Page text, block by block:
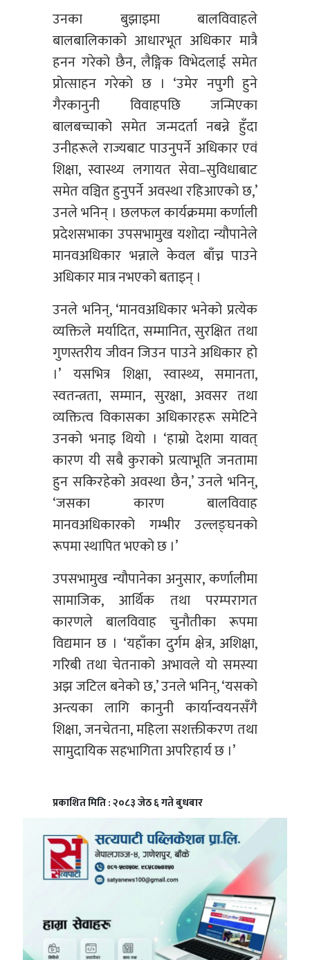
उनका बुझाइमा बालविवाहले
बालबालिकाको आधारभूत अधिकार मात्रै
हनन गरेको छैन, लैङ्गिक विभेदलाई समेत
प्रोत्साहन गरेको छ । ‘उमेर नपुगी हुने
गैरकानुनी विवाहपछि जन्मिएका
बालबच्चाको समेत जन्मदर्ता नबन्ने हुँदा
उनीहरूले राज्यबाट पाउनुपर्ने अधिकार एवं
शिक्षा, स्वास्थ्य लगायत सेवा–सुविधाबाट
समेत वञ्चित हुनुपर्ने अवस्था रहिआएको छ,’
उनले भनिन् । छलफल कार्यक्रममा कर्णाली
प्रदेशसभाका उपसभामुख यशोदा न्यौपानेले
मानवअधिकार भन्नाले केवल बाँच्न पाउने
अधिकार मात्र नभएको बताइन् ।
उनले भनिन्, ‘मानवअधिकार भनेको प्रत्येक
व्यक्तिले मर्यादित, सम्मानित, सुरक्षित तथा
गुणस्तरीय जीवन जिउन पाउने अधिकार हो
।’ यसभित्र शिक्षा, स्वास्थ्य, समानता,
स्वतन्त्रता, सम्मान, सुरक्षा, अवसर तथा
व्यक्तित्व विकासका अधिकारहरू समेटिने
उनको भनाइ थियो । ‘हाम्रो देशमा यावत्
कारण यी सबै कुराको प्रत्याभूति जनतामा
हुन सकिरहेको अवस्था छैन,’ उनले भनिन्,
‘जसका कारण बालविवाह
मानवअधिकारको गम्भीर उल्लङ्घनको
रूपमा स्थापित भएको छ ।’
उपसभामुख न्यौपानेका अनुसार, कर्णालीमा
सामाजिक, आर्थिक तथा परम्परागत
कारणले बालविवाह चुनौतीका रूपमा
विद्यमान छ । ‘यहाँका दुर्गम क्षेत्र, अशिक्षा,
गरिबी तथा चेतनाको अभावले यो समस्या
अझ जटिल बनेको छ,’ उनले भनिन्, ‘यसको
अन्त्यका लागि कानुनी कार्यान्वयनसँगै
शिक्षा, जनचेतना, महिला सशक्तीकरण तथा
सामुदायिक सहभागिता अपरिहार्य छ ।’
प्रकाशित मिति : २०८३ जेठ ६ गते बुधबार